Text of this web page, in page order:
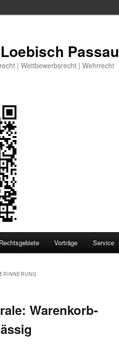
Passau
| Wettbewerbsrecht | Wehrrecht
Rechtsgebiete Vorträge Service
Warenkorb-